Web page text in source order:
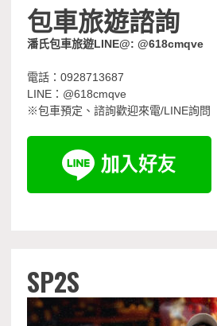
包車旅遊諮詢
潘氏包車旅遊LINE@: @618cmqve
電話：0928713687
LINE：@618cmqve
※包車預定、諮詢歡迎來電/LINE詢問
SP2S